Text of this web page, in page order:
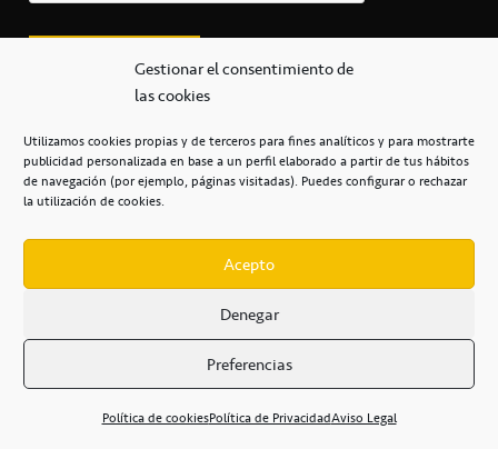
Gestionar el consentimiento de
las cookies
Utilizamos cookies propias y de terceros para fines analíticos y para mostrarte
publicidad personalizada en base a un perfil elaborado a partir de tus hábitos
de navegación (por ejemplo, páginas visitadas). Puedes configurar o rechazar
la utilización de cookies.
Acepto
Denegar
Preferencias
Política de cookiesPolítica de PrivacidadAviso Legal
secretaria@cbcanarias.es
+34 922 253 684
Casa del Deporte / 38108 – La Laguna
POLÍTICA DE PRIVACIDAD / POLÍTICA DE COOKIES /
AVISO LEGAL / CONDICIONES